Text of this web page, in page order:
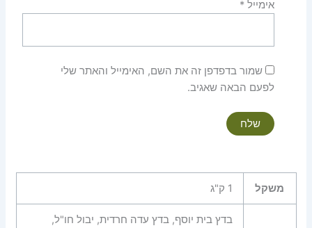
אימייל *
שמור בדפדפן זה את השם, האימייל והאתר שלי
לפעם הבאה שאגיב.
משקל 1 ק"ג
בדץ בית יוסף, בדץ עדה חרדית, יבול חו"ל,